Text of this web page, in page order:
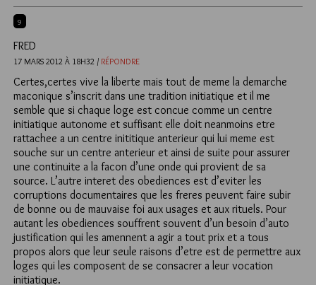
9
FRED
17 MARS 2012 À 18H32 / RÉPONDRE
Certes,certes vive la liberte mais tout de meme la demarche
maconique s’inscrit dans une tradition initiatique et il me
semble que si chaque loge est concue comme un centre
initiatique autonome et suffisant elle doit neanmoins etre
rattachee a un centre inititique anterieur qui lui meme est
souche sur un centre anterieur et ainsi de suite pour assurer
une continuite a la facon d’une onde qui provient de sa
source. L’autre interet des obediences est d’eviter les
corruptions documentaires que les freres peuvent faire subir
de bonne ou de mauvaise foi aux usages et aux rituels. Pour
autant les obediences souffrent souvent d’un besoin d’auto
justification qui les amennent a agir a tout prix et a tous
propos alors que leur seule raisons d’etre est de permettre aux
loges qui les composent de se consacrer a leur vocation
initiatique.